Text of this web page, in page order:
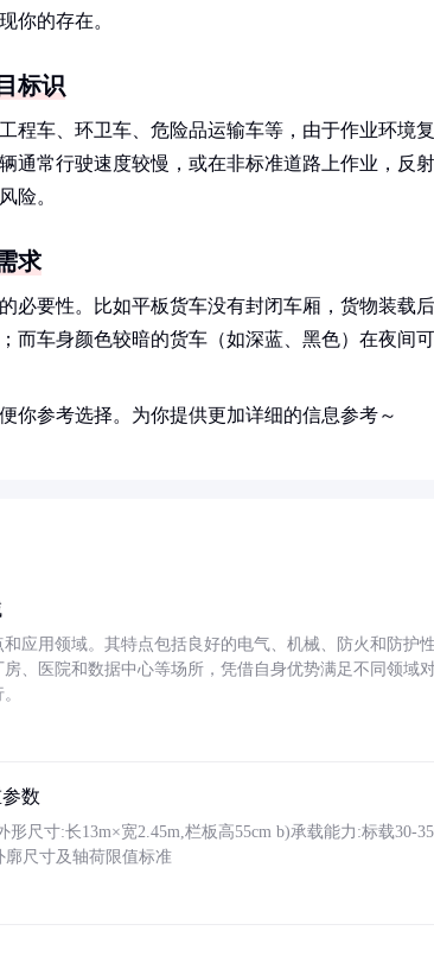
你的存在。
标识
程车、环卫车、危险品运输车等，由于作业环境
通常行驶速度较慢，或在非标准道路上作业，反
险。
求
必要性。比如平板货车没有封闭车厢，货物装载
而车身颜色较暗的货车（如深蓝、黑色）在夜间
你参考选择。为你提供更加详细的信息参考～
应用领域。其特点包括良好的电气、机械、防火和防护
、医院和数据中心等场所，凭借自身优势满足不同领域
数
形尺寸:长13m×宽2.45m,栏板高55cm b)承载能力:标载30-
廓尺寸及轴荷限值标准